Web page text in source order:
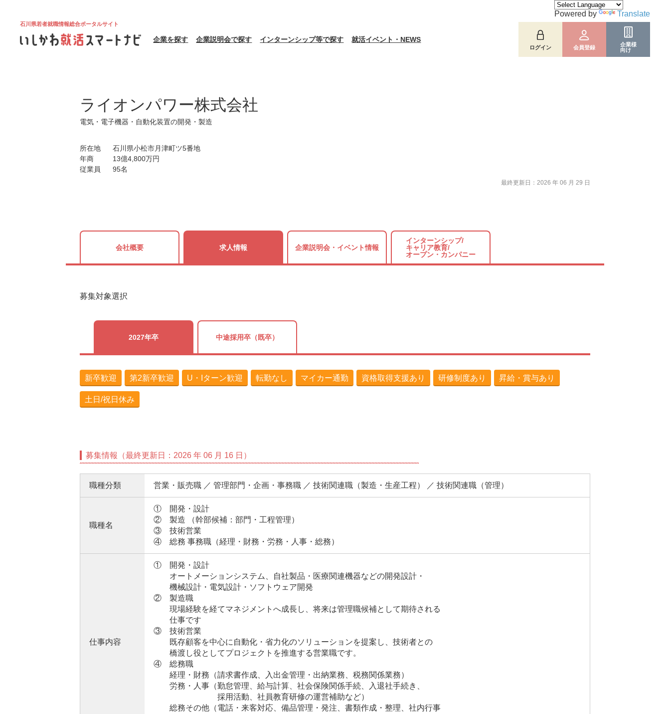
石川県若者就職情報総合ポータルサイト
企業を探す 企業説明会で探す インターンシップ等で探す 就活イベント・NEWS
ログイン 会員登録
企業様
向け
Powered by Translate
ライオンパワー株式会社
電気・電子機器・自動化装置の開発・製造
所在地
石川県小松市月津町ツ5番地
年商
13億4,800万円
従業員
95名
最終更新日：2026 年 06 月 29 日
会社概要 求人情報 企業説明会・ イベント情報
インターンシップ/
キャリア教育/
オープン・カンパニー
募集対象選択
2027年卒 中途採用卒（既卒）
新卒歓迎 第2新卒歓迎 U・Iターン歓迎 転勤なし マイカー通勤 資格取得支援あり 研修制度あり 昇給・賞与あり
土日/祝日休み
募集情報（最終更新日：2026 年 06 月 16 日）
職種分類 営業・販売職 ／ 管理部門・企画・事務職 ／ 技術関連職（製造・生産工程） ／ 技術関連職（管理）
職種名
① 開発・設計
② 製造 （幹部候補：部門・工程管理）
③ 技術営業
④ 総務 事務職（経理・財務・労務・人事・総務）
仕事内容
① 開発・設計
オートメーションシステム、自社製品・医療関連機器などの開発設計・
機械設計・電気設計・ソフトウェア開発
② 製造職
現場経験を経てマネジメントへ成長し、将来は管理職候補として期待される
仕事です
③ 技術営業
既存顧客を中心に自動化・省力化のソリューションを提案し、技術者との
橋渡し役としてプロジェクトを推進する営業職です。
④ 総務職
経理・財務（請求書作成、入出金管理・出納業務、税務関係業務）
労務・人事（勤怠管理、給与計算、社会保険関係手続、入退社手続き、
採用活動、社員教育研修の運営補助など）
総務その他（電話・来客対応、備品管理・発注、書類作成・整理、社内行事